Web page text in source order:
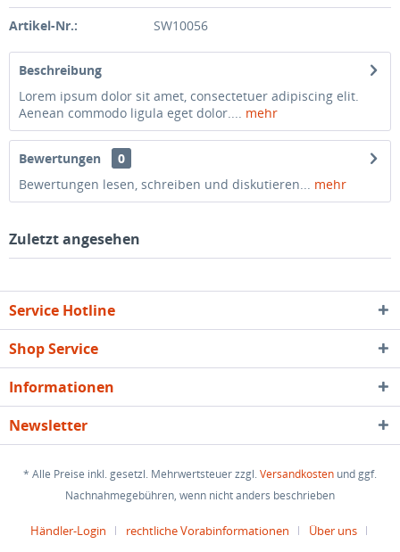
Artikel-Nr.: SW10056
Beschreibung
Lorem ipsum dolor sit amet, consectetuer adipiscing elit.
Aenean commodo ligula eget dolor.... mehr
Bewertungen
0
Bewertungen lesen, schreiben und diskutieren... mehr
Zuletzt angesehen
Service Hotline
Shop Service
Informationen
Newsletter
* Alle Preise inkl. gesetzl. Mehrwertsteuer zzgl.Versandkosten und ggf.
Nachnahmegebühren, wenn nicht anders beschrieben
Händler-Login rechtliche Vorabinformationen Über uns